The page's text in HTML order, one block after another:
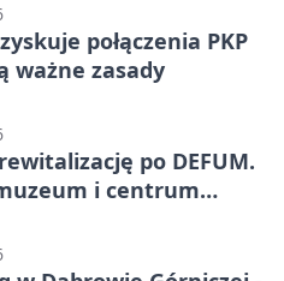
połączenia PKP
ważne zasady
po DEFUM.
i centrum